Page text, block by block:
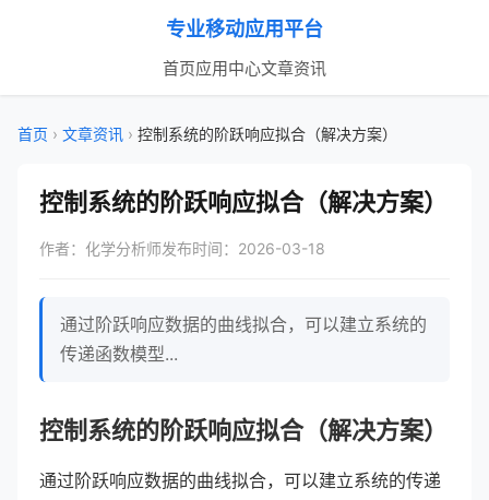
专业移动应用平台
首页应用中心文章资讯
首页 › 文章资讯 › 控制系统的阶跃响应拟合（解决方案）
控制系统的阶跃响应拟合（解决方案）
作者：化学分析师发布时间：2026-03-18
通过阶跃响应数据的曲线拟合，可以建立系统的
传递函数模型...
控制系统的阶跃响应拟合（解决方案）
通过阶跃响应数据的曲线拟合，可以建立系统的传递